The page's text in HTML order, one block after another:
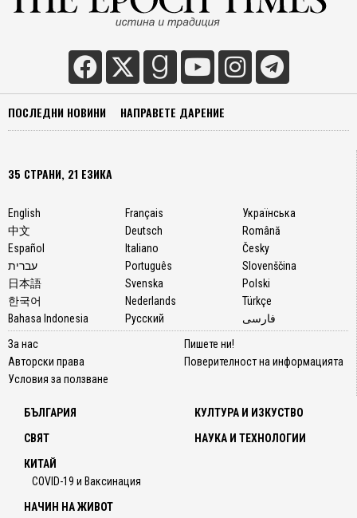
ПОСЛЕДНИ НОВИНИ НАПРАВЕТЕ ДАРЕНИЕ
35 СТРАНИ, 21 ЕЗИКА
English
中文
Español
עברית
日本語
한국어
Bahasa Indonesia
Français
Deutsch
Italiano
Português
Svenska
Nederlands
Русский
Українська
Română
Česky
Slovenščina
Polski
Türkçe
فارسی
За нас
Авторски права
Условия за ползване
Пишете ни!
Поверителност на информацията
БЪЛГАРИЯ
СВЯТ
КИТАЙ
COVID-19 и Ваксинация
КУЛТУРА И ИЗКУСТВО
НАУКА И ТЕХНОЛОГИИ
НАЧИН НА ЖИВОТ